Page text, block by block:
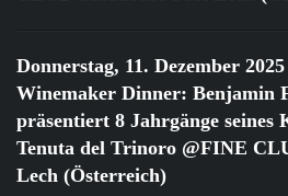
Donnerstag, 11. Dezember
Winemaker Dinner: Benjamin
präsentiert 8 Jahrgänge
Tenuta del Trinoro @FINE
Lech (Österreich)